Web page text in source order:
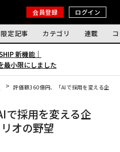
会員登録 ログイン
定記事 カテゴリ 連載
新機能｜
最小限にしました
評価額360億円、「AIで採用を変える企業
で採用を変える企
オの野望